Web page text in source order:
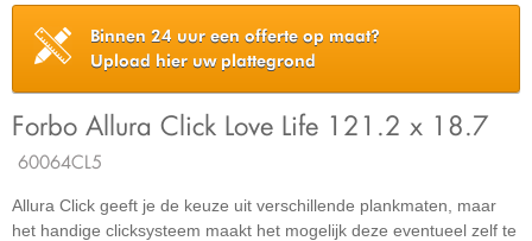
Binnen 24 uur een offerte op maat?
Upload hier uw plattegrond
Forbo Allura Click Love Life 121.2 x 18.7
60064CL5
Allura Click geeft je de keuze uit verschillende plankmaten, maar
het handige clicksysteem maakt het mogelijk deze eventueel zelf te